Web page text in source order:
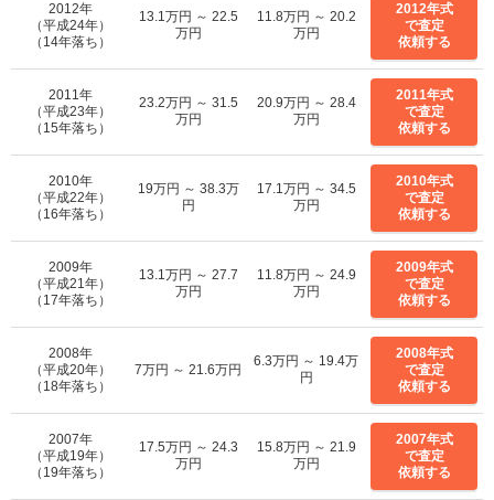
2012年
（平成24年）
（14年落ち）
13.1万円 ～ 22.5
万円
11.8万円 ～ 20.2
万円
2012年式
で査定
依頼する
2011年
（平成23年）
（15年落ち）
23.2万円 ～ 31.5
万円
20.9万円 ～ 28.4
万円
2011年式
で査定
依頼する
2010年
（平成22年）
（16年落ち）
19万円 ～ 38.3万
円
17.1万円 ～ 34.5
万円
2010年式
で査定
依頼する
2009年
（平成21年）
（17年落ち）
13.1万円 ～ 27.7
万円
11.8万円 ～ 24.9
万円
2009年式
で査定
依頼する
2008年
（平成20年）
（18年落ち）
7万円 ～ 21.6万円
6.3万円 ～ 19.4万
円
2008年式
で査定
依頼する
2007年
（平成19年）
（19年落ち）
17.5万円 ～ 24.3
万円
15.8万円 ～ 21.9
万円
2007年式
で査定
依頼する